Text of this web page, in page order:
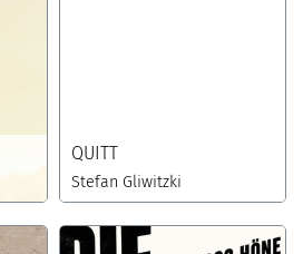
QUITT
Stefan Gliwitzki